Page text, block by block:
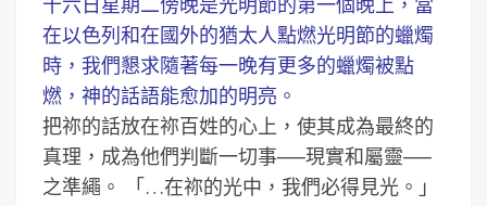
在以色列和在國外的猶太人點燃光明節的蠟燭
時，我們懇求隨著每一晚有更多的蠟燭被點
燃，神的話語能愈加的明亮。
把祢的話放在祢百姓的心上，使其成為最終的
真理，成為他們判斷一切事──現實和屬靈──
之準繩。
「…在祢的光中，我們必得見光。」